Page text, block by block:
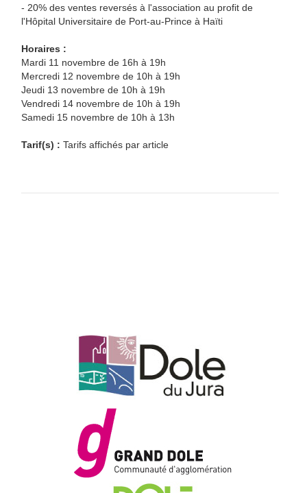
- 20% des ventes reversés à l'association au profit de
l'Hôpital Universitaire de Port-au-Prince à Haïti
Horaires :
Mardi 11 novembre de 16h à 19h
Mercredi 12 novembre de 10h à 19h
Jeudi 13 novembre de 10h à 19h
Vendredi 14 novembre de 10h à 19h
Samedi 15 novembre de 10h à 13h
Tarif(s) : Tarifs affichés par article